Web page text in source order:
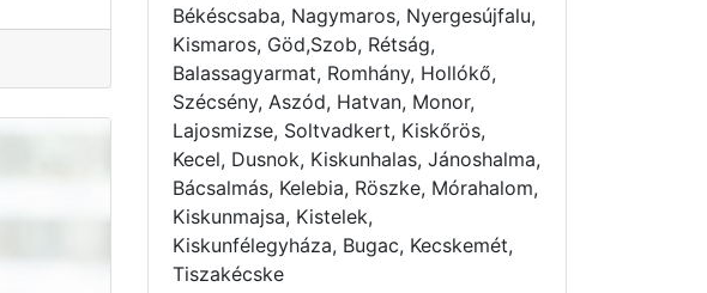
Békéscsaba, Nagymaros, Nyergesújfalu,
Kismaros, Göd,Szob, Rétság,
Balassagyarmat, Romhány, Hollókő,
Szécsény, Aszód, Hatvan, Monor,
Lajosmizse, Soltvadkert, Kiskőrös,
Kecel, Dusnok, Kiskunhalas, Jánoshalma,
Bácsalmás, Kelebia, Röszke, Mórahalom,
Kiskunmajsa, Kistelek,
Kiskunfélegyháza, Bugac, Kecskemét,
Tiszakécske